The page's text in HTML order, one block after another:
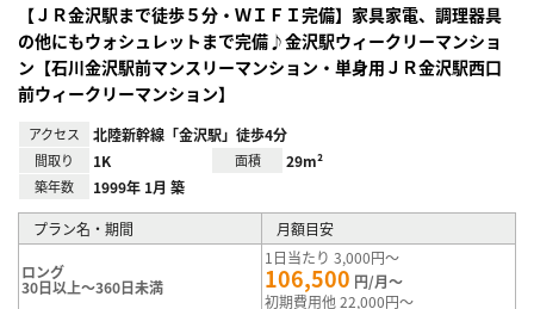
【ＪＲ金沢駅まで徒歩５分・ＷＩＦＩ完備】家具家電、調理器具
の他にもウォシュレットまで完備♪金沢駅ウィークリーマンショ
ン【石川金沢駅前マンスリーマンション・単身用ＪＲ金沢駅西口
前ウィークリーマンション】
アクセス 北陸新幹線「金沢駅」徒歩4分
間取り 1K 面積 29m²
築年数 1999年 1月 築
プラン名・期間 月額目安
ロング
30日以上～360日未満
1日当たり 3,000円～
106,500 円/月～
初期費用他 22,000円～